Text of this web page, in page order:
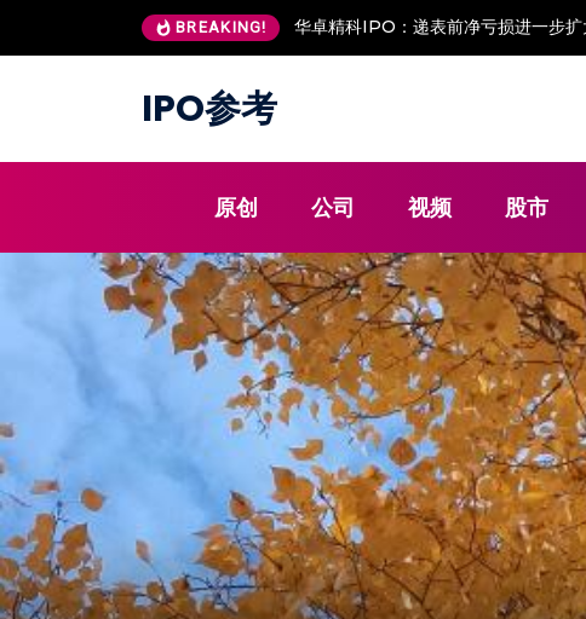
BREAKING! 华卓精科IPO：递表前净亏损进一步扩
IPO参考
原创 公司 视频 股市